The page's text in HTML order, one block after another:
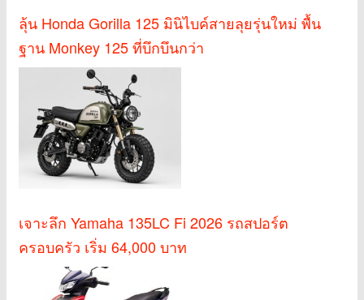
ลุ้น Honda Gorilla 125 มินิไบค์สายลุยรุ่นใหม่ พื้น
ฐาน Monkey 125 ที่บึกบึนกว่า
เจาะลึก Yamaha 135LC Fi 2026 รถสปอร์ต
ครอบครัว เริ่ม 64,000 บาท